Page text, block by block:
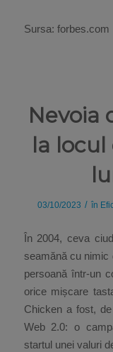
Sursa: forbes.com
Nevoia
la
03/10/2023 / în
În 2004, ceva
seamănă cu nimic
persoană într-un
orice mișcare
Chicken a fost,
Web 2.0: o
startul unei valuri